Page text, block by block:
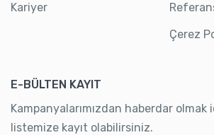
Kariyer
Çerez
E-BÜLTEN KAYIT
Kampanyalarımızdan haberdar olmak
listemize kayıt olabilirsiniz.